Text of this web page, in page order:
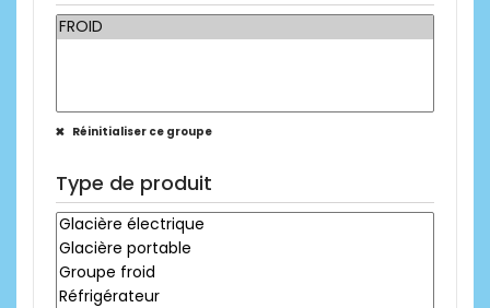
Réinitialiser ce groupe
Type de produit